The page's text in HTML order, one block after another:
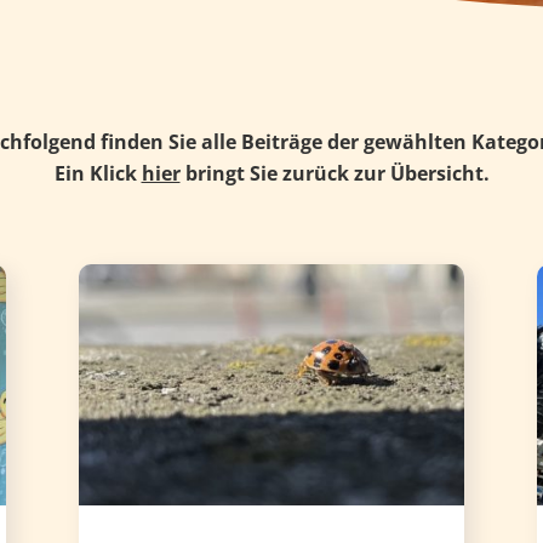
finden Sie alle Beiträge der gewählten
Ein Klick hierbringt Sie zurück zur Übersicht.